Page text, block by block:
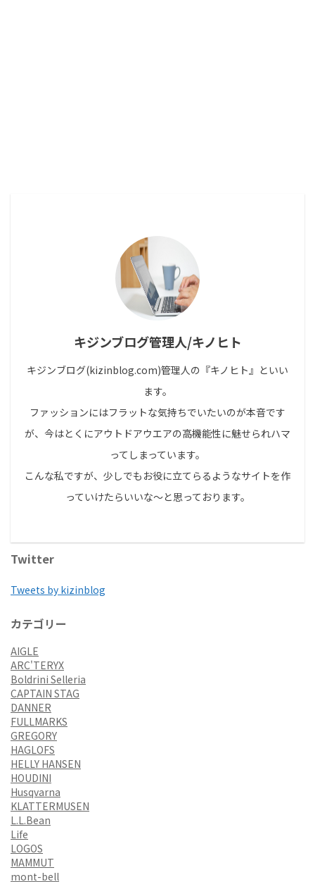
キジンブログ管理人/キノヒト
キジンブログ(kizinblog.com)管理人の『キノヒト』といい
ます。
ファッションにはフラットな気持ちでいたいのが本音です
が、今はとくにアウトドアウエアの高機能性に魅せられハマ
ってしまっています。
こんな私ですが、少しでもお役に立てらるようなサイトを作
っていけたらいいな～と思っております。
Twitter
Tweets by kizinblog
カテゴリー
AIGLE
ARC'TERYX
Boldrini Selleria
CAPTAIN STAG
DANNER
FULLMARKS
GREGORY
HAGLOFS
HELLY HANSEN
HOUDINI
Husqvarna
KLATTERMUSEN
L.L.Bean
Life
LOGOS
MAMMUT
mont-bell